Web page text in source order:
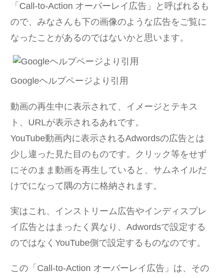
「Call-to-Action オーバーレイ広告」と呼ばれるも
ので、みなさんも下の画像のような広告をご覧に
なったことがあるのではないかと思います。
Googleヘルプページより引用
動画の再生中に表示されて、イメージとテキス
ト、URLが表示されるあれです。
YouTube動画内に表示されるAdwordsの広告とは
少し違った見た目のものです。クリック等をせず
にそのまま動画を再生していると、サムネイルだ
けでになって隅の方に格納されます。
実はこれ、インストリーム広告やインディスプレ
イ広告とはまったく異なり、Adwordsで設定する
のではなくYouTube側で設定するものなのです。
この「Call-to-Action オーバーレイ広告」は、その